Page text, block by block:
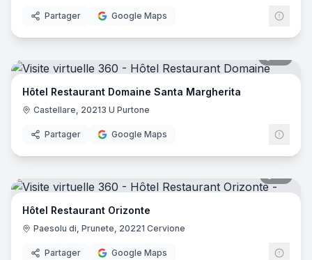
Partager Google Maps
Hôtel Restaurant Domaine Santa Margherita
Castellare, 20213 U Purtone
Partager Google Maps
Hôtel Restaurant Orizonte
Paesolu di, Prunete, 20221 Cervione
Partager Google Maps